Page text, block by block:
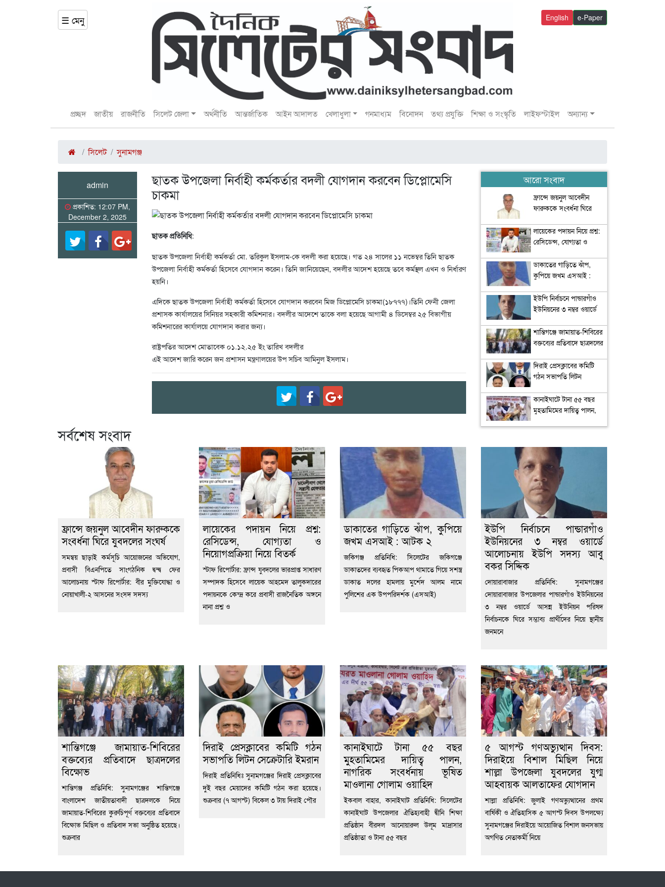
☰ মেনু e-Paper
English
প্রচ্ছদ জাতীয় রাজনীতি সিলেট জেলা অর্থনীতি আন্তর্জাতিক আইন আদালত খেলাধুলা গনমাধ্যম বিনোদন তথ্য প্রযুক্তি শিক্ষা ও সংস্কৃতি লাইফস্টাইল অন্যান্য
সিলেট সুনামগঞ্জ
admin
প্রকাশিত: 12:07 PM,
December 2, 2025
ছাতক উপজেলা নির্বাহী কর্মকর্তার বদলী যোগদান করবেন ডিপ্লোমেসি
চাকমা
ছাতক প্রতিনিধি:
ছাতক উপজেলা নির্বাহী কর্মকর্তা মো. তরিকুল ইসলাম-কে বদলী করা হয়েছে। গত ২৪ সালের ১১ নভেম্বর তিনি ছাতক
উপজেলা নির্বাহী কর্মকর্তা হিসেবে যোগদান করেন। তিনি জানিয়েছেন, বদলীর আদেশ হয়েছে তবে কর্মস্থল এখন ও নির্ধারণ
হয়নি।
এদিকে ছাতক উপজেলা নির্বাহী কর্মকর্তা হিসেবে যোগদান করবেন মিজ ডিপ্লোমেসি চাকমা(১৮৭৭৭)।তিনি ফেনী জেলা
প্রশাসক কার্যালয়ের সিনিয়র সহকারী কমিশনার। বদলীর আদেশে তাকে বলা হয়েছে আগামী ৪ ডিসেম্বর ২৫ বিভাগীয়
কমিশনারের কার্যালয়ে যোগদান করার জন্য।
রাষ্ট্রপতির আদেশ মোতাবেক ০১.১২.২৫ ইং তারিখ বদলীর
এই আদেশ জারি করেন জন প্রশাসন মন্ত্রণালয়ের উপ সচিব আমিনুল ইসলাম।
আরো সংবাদ
ফ্রান্সে জয়নুল আবেদীন
ফারুককে সংবর্ধনা ঘিরে
লায়েকের পদায়ন নিয়ে প্রশ্ন:
রেসিডেন্স, যোগ্যতা ও
ডাকাতের গাড়িতে ঝাঁপ,
কুপিয়ে জখম এসআই :
ইউপি নির্বাচনে পান্ডারগাঁও
ইউনিয়নের ৩ নম্বর ওয়ার্ডে
আবু বকর সিদ্দিক
শান্তিগঞ্জে জামায়াত-শিবিরের
বক্তব্যের প্রতিবাদে ছাত্রদলের
দিরাই প্রেসক্লাবের কমিটি
গঠন সভাপতি লিটন
কানাইঘাটে টানা ৫৫ বছর
মুহতামিমের দায়িত্ব পালন,
মাওলানা গোলাম ওয়াহিদ
সর্বশেষ সংবাদ
ফ্রান্সে জয়নুল আবেদীন ফারুককে
সংবর্ধনা ঘিরে যুবদলের সংঘর্ষ
সমন্বয় ছাড়াই কর্মসূচি আয়োজনের অভিযোগ,
প্রবাসী বিএনপিতে সাংগঠনিক দ্বন্দ্ব ফের
আলোচনায় স্টাফ রিপোর্টার: বীর মুক্তিযোদ্ধা ও
নোয়াখালী-২ আসনের সংসদ সদস্য
লায়েকের পদায়ন নিয়ে প্রশ্ন:
রেসিডেন্স, যোগ্যতা ও
নিয়োগপ্রক্রিয়া নিয়ে বিতর্ক
স্টাফ রিপোর্টার: ফ্রান্স যুবদলের ভারপ্রাপ্ত সাধারণ
সম্পাদক হিসেবে লায়েক আহমেদ তালুকদারের
পদায়নকে কেন্দ্র করে প্রবাসী রাজনৈতিক অঙ্গনে
নানা প্রশ্ন ও
ডাকাতের গাড়িতে ঝাঁপ, কুপিয়ে
জখম এসআই : আটক ২
জকিগঞ্জ প্রতিনিধি: সিলেটের জকিগঞ্জে
ডাকাতদের ব্যবহৃত পিকআপ থামাতে গিয়ে সশস্ত্র
ডাকাত দলের হামলায় মুর্শেদ আলম নামে
পুলিশের এক উপপরিদর্শক (এসআই)
ইউপি নির্বাচনে পান্ডারগাঁও
ইউনিয়নের ৩ নম্বর ওয়ার্ডে
আলোচনায় ইউপি সদস্য আবু
বকর সিদ্দিক
দোয়ারাবাজার প্রতিনিধি: সুনামগঞ্জের
দোয়ারাবাজার উপজেলার পান্ডারগাঁও ইউনিয়নের
৩ নম্বর ওয়ার্ডে আসন্ন ইউনিয়ন পরিষদ
নির্বাচনকে ঘিরে সম্ভাব্য প্রার্থীদের নিয়ে স্থানীয়
জনমনে
শান্তিগঞ্জে জামায়াত-শিবিরের
বক্তব্যের প্রতিবাদে ছাত্রদলের
বিক্ষোভ
শান্তিগঞ্জ প্রতিনিধি: সুনামগঞ্জের শান্তিগঞ্জে
বাংলাদেশ জাতীয়তাবাদী ছাত্রদলকে নিয়ে
জামায়াত-শিবিরের কুরুচিপূর্ণ বক্তব্যের প্রতিবাদে
বিক্ষোভ মিছিল ও প্রতিবাদ সভা অনুষ্ঠিত হয়েছে।
শুক্রবার
দিরাই প্রেসক্লাবের কমিটি গঠন
সভাপতি লিটন সেক্রেটারি ইমরান
দিরাই প্রতিনিধিঃ সুনামগঞ্জের দিরাই প্রেসক্লাবের
দুই বছর মেয়াদের কমিটি গঠন করা হয়েছে।
শুক্রবার (৭ আগস্ট) বিকেল ৩ টায় দিরাই পৌর
কানাইঘাটে টানা ৫৫ বছর
মুহতামিমের দায়িত্ব পালন,
নাগরিক সংবর্ধনায় ভূষিত
মাওলানা গোলাম ওয়াহিদ
ইকবাল বাহার, কানাইঘাট প্রতিনিধি: সিলেটের
কানাইঘাট উপজেলার ঐতিহ্যবাহী দ্বীনি শিক্ষা
প্রতিষ্ঠান বীরদল আনোয়ারুল উলূম মাদ্রাসার
প্রতিষ্ঠাতা ও টানা ৫৫ বছর
৫ আগস্ট গণঅভ্যুত্থান দিবস:
দিরাইয়ে বিশাল মিছিল নিয়ে
শাল্লা উপজেলা যুবদলের যুগ্ম
আহবায়ক আলতাফের যোগদান
শাল্লা প্রতিনিধি: জুলাই গণঅভ্যুত্থানের প্রথম
বার্ষিকী ও ঐতিহাসিক ৫ আগস্ট দিবস উপলক্ষ্যে
সুনামগঞ্জের দিরাইয়ে আয়োজিত বিশাল জনসভায়
অগণিত নেতাকর্মী নিয়ে